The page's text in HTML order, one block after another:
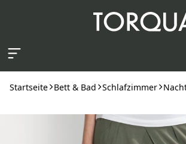
Startseite Bett & Bad Schlafzimmer